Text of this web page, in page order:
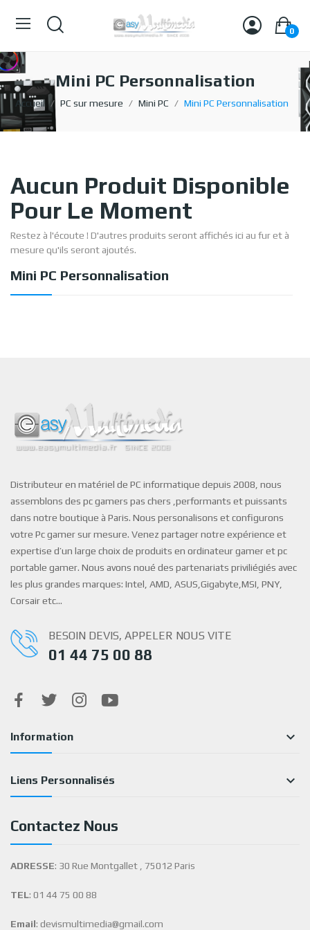
0
Mini PC Personnalisation
Accueil PC sur mesure Mini PC Mini PC Personnalisation
Mini PC Personnalisation
Aucun Produit Disponible
Pour Le Moment
Restez à l'écoute ! D'autres produits seront affichés ici au fur et à
mesure qu'ils seront ajoutés.
Distributeur en matériel de PC informatique depuis 2008, nous
assemblons des pc gamers pas chers ,performants et puissants
dans notre boutique à Paris. Nous personalisons et configurons
votre Pc gamer sur mesure. Venez partager notre expérience et
expertise d’un large choix de produits en ordinateur gamer et pc
portable gamer. Nous avons noué des partenariats priviliégiés avec
les plus grandes marques: Intel, AMD, ASUS,Gigabyte,MSI, PNY,
Corsair etc…
BESOIN DEVIS, APPELER NOUS VITE
01 44 75 00 88
Information 
Liens Personnalisés 
Contactez Nous
ADRESSE: 30 Rue Montgallet , 75012 Paris
TEL: 01 44 75 00 88
Email: devismultimedia@gmail.com